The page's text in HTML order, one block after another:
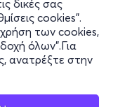
δικές σας
cookies".
των cookies,
όλων".Για
ανατρέξτε στην